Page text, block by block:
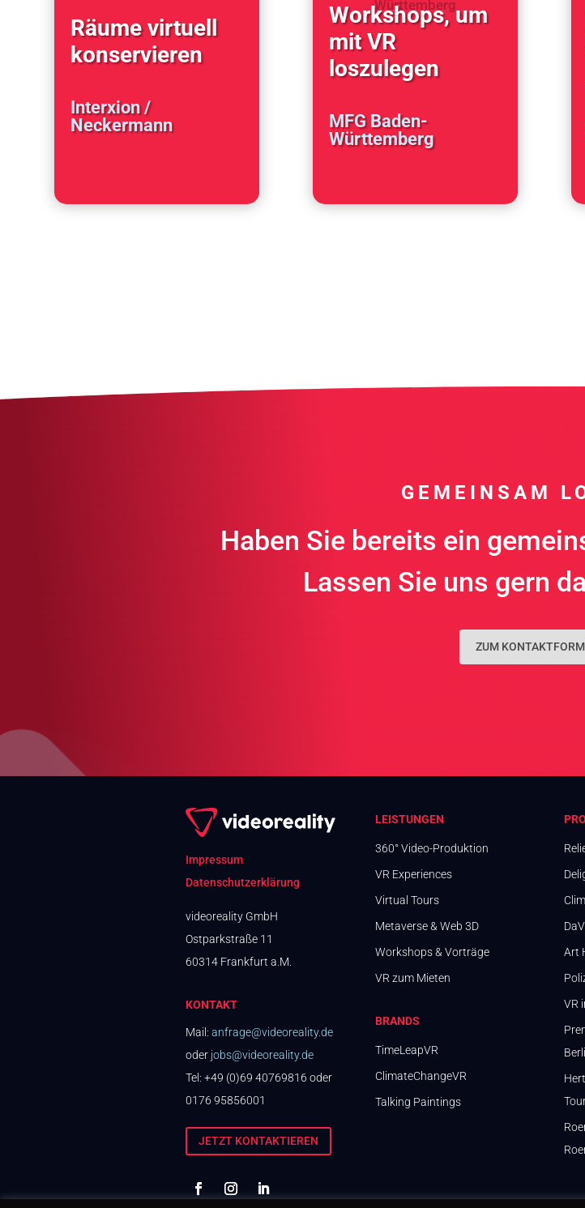
Räume virtuell
konservieren
Interxion /
Neckermann
Workshops, um
mit VR
loszulegen
MFG Baden-
Württemberg
GEMEINSAM
Haben Sie bereits ein
Lassen Sie uns gern
ZUM
Impressum
Datenschutzerklärung
videoreality GmbH
Ostparkstraße 11
60314 Frankfurt a.M.
KONTAKT
Mail: anfrage@videoreality.de
oder jobs@videoreality.de
Tel: +49 (0)69 40769816 oder
0176 95856001
JETZT KONTAKTIEREN
LEISTUNGEN
360° Video-Produktion
VR Experiences
Virtual Tours
Metaverse & Web 3D
Workshops & Vorträge
VR zum Mieten
BRANDS
TimeLeapVR
ClimateChangeVR
Talking Paintings
Art
VR